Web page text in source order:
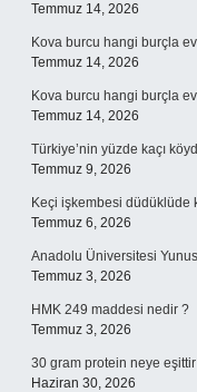
Temmuz 14, 2026
Kova burcu hangi burçla
Temmuz 14, 2026
Kova burcu hangi burçla
Temmuz 14, 2026
Türkiye’nin yüzde kaçı
Temmuz 9, 2026
Keçi işkembesi düdüklüde
Temmuz 6, 2026
Anadolu Üniversitesi
Temmuz 3, 2026
HMK 249 maddesi nedir ?
Temmuz 3, 2026
30 gram protein neye
Haziran 30, 2026